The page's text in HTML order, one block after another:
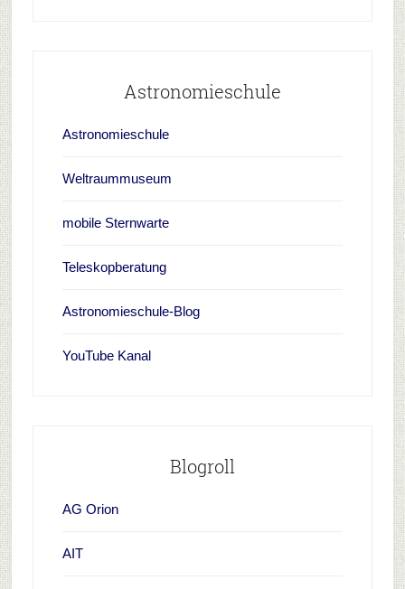
Astronomieschule
Astronomieschule
Weltraummuseum
mobile Sternwarte
Teleskopberatung
Astronomieschule-Blog
YouTube Kanal
Blogroll
AG Orion
AIT